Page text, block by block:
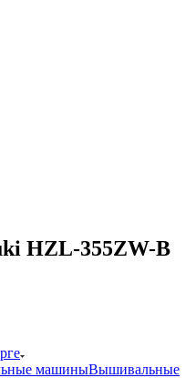
HZL-355ZW-B
машиныВышивальные